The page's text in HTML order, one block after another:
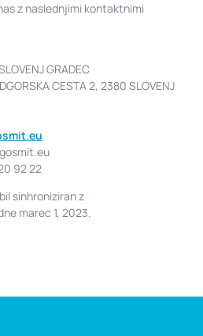
z naslednjimi kontaktnimi
GRADEC
CESTA 2, 2380 SLOVENJ
92 22
sinhroniziran z
marec 1, 2023.